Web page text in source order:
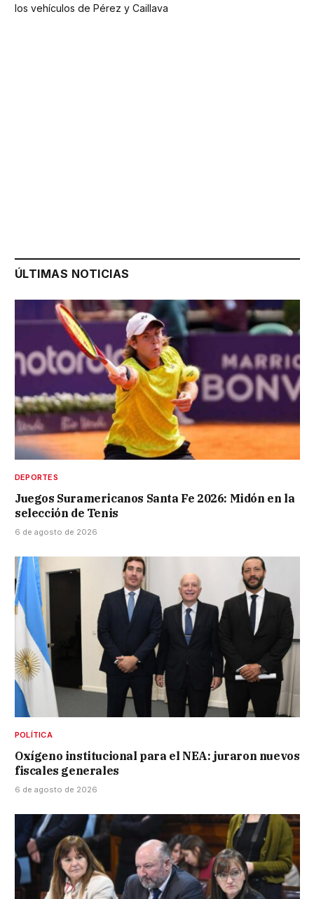
los vehículos de Pérez y Caillava
ÚLTIMAS NOTICIAS
DEPORTES
Juegos Suramericanos Santa Fe 2026: Midón en la
selección de Tenis
6 de agosto de 2026
POLÍTICA
Oxígeno institucional para el NEA: juraron nuevos
fiscales generales
6 de agosto de 2026